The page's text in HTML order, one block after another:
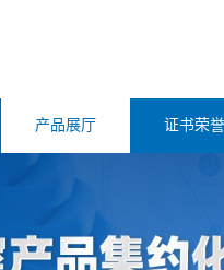
产品展厅 证书荣誉